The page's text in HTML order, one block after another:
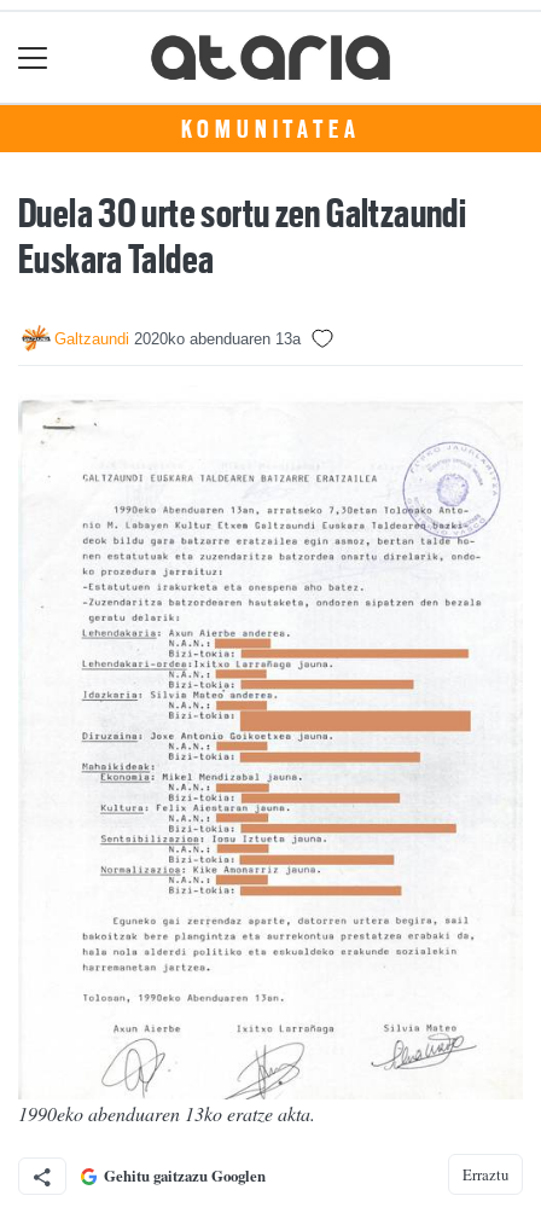
KOMUNITATEA
Duela 30 urte sortu zen Galtzaundi
Euskara Taldea
Galtzaundi 2020ko abenduaren 13a
1990eko abenduaren 13ko eratze akta.
Gehitu gaitzazu Googlen Erraztu